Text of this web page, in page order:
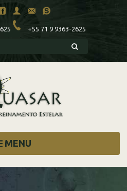
+55 71 9 9363-2625
MENU